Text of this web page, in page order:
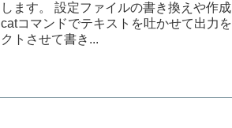
します。 設定ファイルの書き換えや作
catコマンドでテキストを吐かせて出力
クトさせて書き...